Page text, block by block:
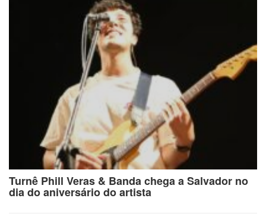
Turnê Phill Veras & Banda chega a Salvador no
dia do aniversário do artista